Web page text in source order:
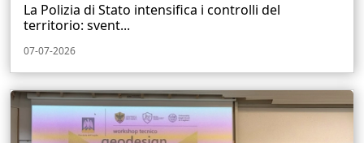
La Polizia di Stato intensifica i controlli del
territorio: svent...
07-07-2026